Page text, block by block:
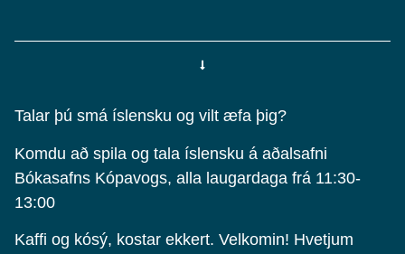
Talar þú smá íslensku og vilt æfa þig?
Komdu að spila og tala íslensku á aðalsafni
Bókasafns Kópavogs, alla laugardaga frá 11:30-
13:00
Kaffi og kósý, kostar ekkert. Velkomin! Hvetjum